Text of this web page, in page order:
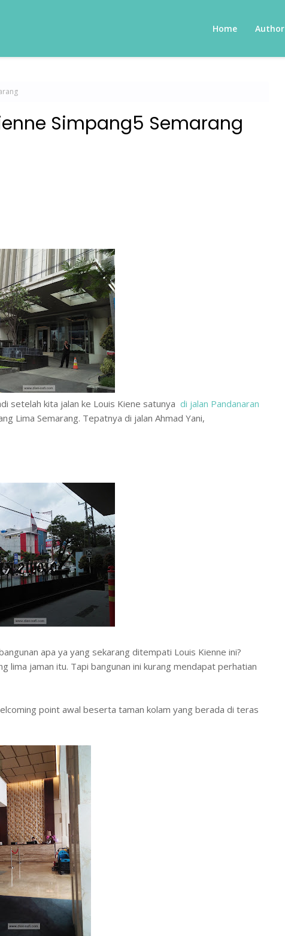
Home Author
Simpang5 Semarang
setelah kita jalan ke Louis Kiene satunya di jalan Pandanaran
Lima Semarang. Tepatnya di jalan Ahmad Yani,
apa ya yang sekarang ditempati Louis Kienne ini?
lima jaman itu. Tapi bangunan ini kurang mendapat perhatian
point awal beserta taman kolam yang berada di teras